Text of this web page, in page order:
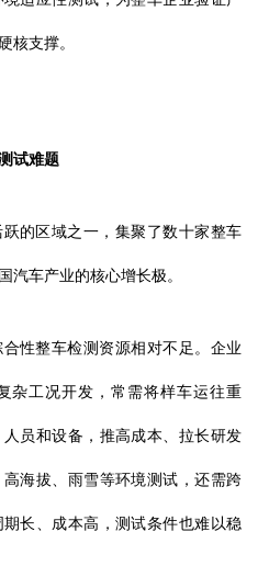
核支撑。
试难题
的区域之一，集聚了数十家整车
汽车产业的核心增长极。
性整车检测资源相对不足。企业
杂工况开发，常需将样车运往重
员和设备，推高成本、拉长研发
海拔、雨雪等环境测试，还需跨
长、成本高，测试条件也难以稳